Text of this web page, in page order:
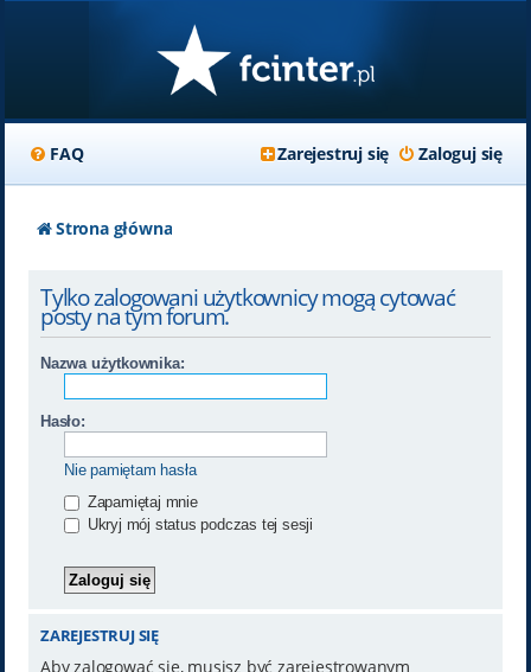
FAQ Zaloguj się
Zarejestruj się
Strona główna
Tylko zalogowani użytkownicy mogą cytować
posty na tym forum.
Nazwa użytkownika:
Hasło:
Nie pamiętam hasła
Zapamiętaj mnie
Ukryj mój status podczas tej sesji
ZAREJESTRUJ SIĘ
Aby zalogować się, musisz być zarejestrowanym